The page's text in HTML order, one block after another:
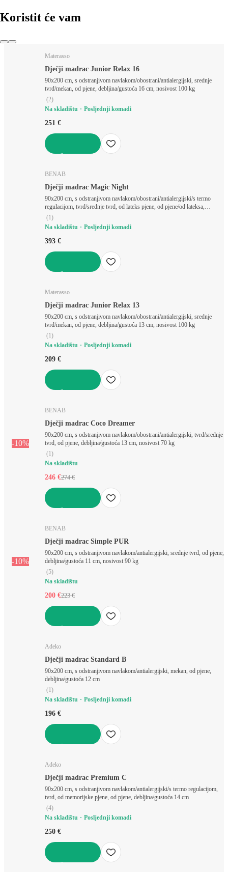
Koristit će vam
Materasso
Dječji madrac Junior Relax 16
90x200 cm, s odstranjivom navlakom/obostrani/antialergijski, srednje
tvrd/mekan, od pjene, debljina/gustoća 16 cm, nosivost 100 kg
(2)
Na skladištu
Posljednji komadi
251 €
BENAB
Dječji madrac Magic Night
90x200 cm, s odstranjivom navlakom/obostrani/antialergijski/s termo
regulacijom, tvrd/srednje tvrd, od lateks pjene, od pjene/od lateksa,
debljina/gustoća 15 cm, nosivost 90 kg
(1)
Na skladištu
Posljednji komadi
393 €
Materasso
Dječji madrac Junior Relax 13
90x200 cm, s odstranjivom navlakom/obostrani/antialergijski, srednje
tvrd/mekan, od pjene, debljina/gustoća 13 cm, nosivost 100 kg
(1)
Na skladištu
Posljednji komadi
209 €
-10%
BENAB
Dječji madrac Coco Dreamer
90x200 cm, s odstranjivom navlakom/obostrani/antialergijski, tvrd/srednje
tvrd, od pjene, debljina/gustoća 13 cm, nosivost 70 kg
(1)
Na skladištu
246 €274 €
-10%
BENAB
Dječji madrac Simple PUR
90x200 cm, s odstranjivom navlakom/antialergijski, srednje tvrd, od pjene,
debljina/gustoća 11 cm, nosivost 90 kg
(5)
Na skladištu
200 €223 €
Adeko
Dječji madrac Standard B
90x200 cm, s odstranjivom navlakom/antialergijski, mekan, od pjene,
debljina/gustoća 12 cm
(1)
Na skladištu
Posljednji komadi
196 €
Adeko
Dječji madrac Premium C
90x200 cm, s odstranjivom navlakom/antialergijski/s termo regulacijom,
tvrd, od memorijske pjene, od pjene, debljina/gustoća 14 cm
(4)
Na skladištu
Posljednji komadi
250 €